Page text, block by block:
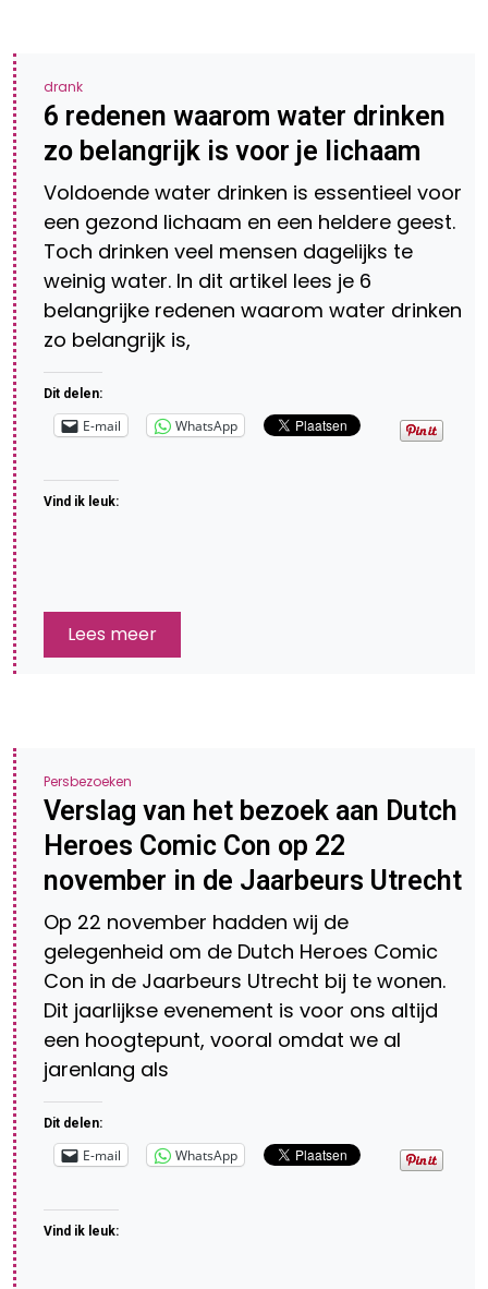
drank
6 redenen waarom water drinken
zo belangrijk is voor je lichaam
Voldoende water drinken is essentieel voor
een gezond lichaam en een heldere geest.
Toch drinken veel mensen dagelijks te
weinig water. In dit artikel lees je 6
belangrijke redenen waarom water drinken
zo belangrijk is,
Dit delen:
E-mail WhatsApp
Vind ik leuk:
Lees meer
Persbezoeken
Verslag van het bezoek aan Dutch
Heroes Comic Con op 22
november in de Jaarbeurs Utrecht
Op 22 november hadden wij de
gelegenheid om de Dutch Heroes Comic
Con in de Jaarbeurs Utrecht bij te wonen.
Dit jaarlijkse evenement is voor ons altijd
een hoogtepunt, vooral omdat we al
jarenlang als
Dit delen:
E-mail WhatsApp
Vind ik leuk: